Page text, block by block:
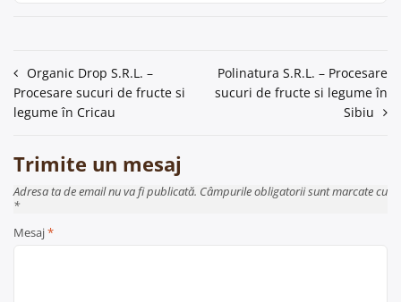
Navigare
în
Organic Drop S.R.L. –
Procesare sucuri de fructe si
legume în Cricau
Polinatura S.R.L. – Procesare
sucuri de fructe si legume în
Sibiu
Trimite un mesaj
Adresa ta de email nu va fi publicată. Câmpurile obligatorii sunt marcate cu
*
Mesaj*